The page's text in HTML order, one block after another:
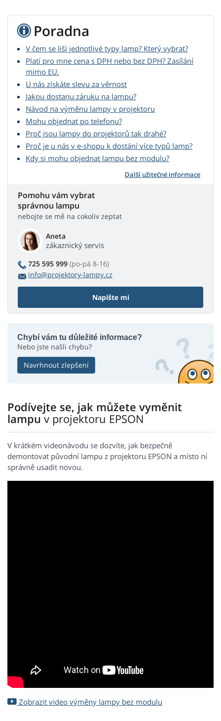
Poradna
V čem se liší jednotlivé typy lamp? Který vybrat?
Platí pro mne cena s DPH nebo bez DPH? Zasílání
mimo EU.
U nás získáte slevu za věrnost
Jakou dostanu záruku na lampu?
Návod na výměnu lampy v projektoru
Mohu objednat po telefonu?
Proč jsou lampy do projektorů tak drahé?
Proč je u nás v e-shopu k dostání více typů lamp?
Kdy si mohu objednat lampu bez modulu?
Další užitečné informace
Pomohu vám vybrat
správnou lampu
nebojte se mě na cokoliv zeptat
Aneta
zákaznický servis
725 595 999 (po-pá 8-16)
info@projektory-lampy.cz
Napište mi
Chybí vám tu důležité informace?
Nebo jste našli chybu?
Navrhnout zlepšení
Podívejte se, jak můžete vyměnit
lampuv projektoru EPSON
V krátkém videonávodu se dozvíte, jak bezpečně
demontovat původní lampu z projektoru EPSON a místo ní
správně usadit novou.
Zobrazit video výměny lampy bez modulu